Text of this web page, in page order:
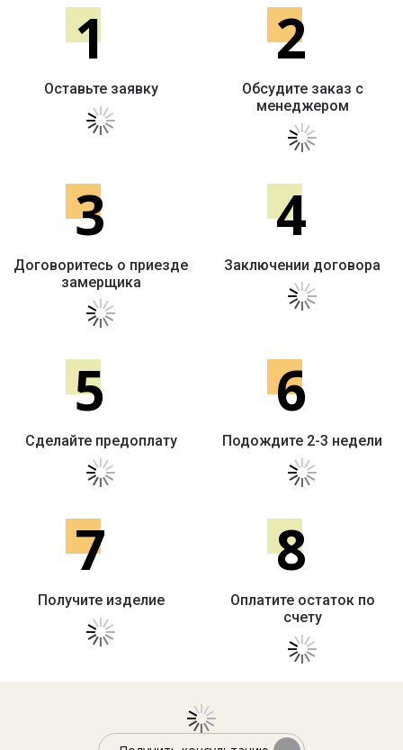
1
Оставьте заявку
2
Обсудите заказ с
менеджером
3
Договоритесь о приезде
замерщика
4
Заключении договора
5
Сделайте предоплату
6
Подождите 2-3 недели
7
Получите изделие
8
Оплатите остаток по
счету